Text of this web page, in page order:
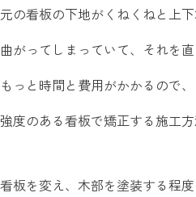
元の看板の下地がくねくねと上
曲がってしまっていて、それを
もっと時間と費用がかかるので、
強度のある看板で矯正する施工方
看板を変え、木部を塗装する程